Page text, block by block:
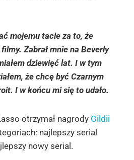
mojemu tacie za to, że
Zabrał mnie na Beverly
dziewięć lat. I w tym
że chcę być Czarnym
I w końcu mi się to udało.
otrzymał nagrody Gildii
najlepszy serial
nowy serial.